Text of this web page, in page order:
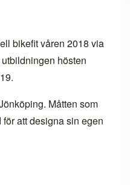
bikefit våren 2018 via
hösten
Måtten som
att designa sin egen